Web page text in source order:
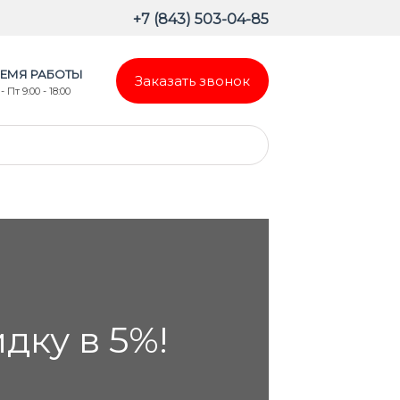
+7 (843) 503-04-85
РАБОТЫ
Пт 9:00 - 18:00
Заказать звонок
в 5%!